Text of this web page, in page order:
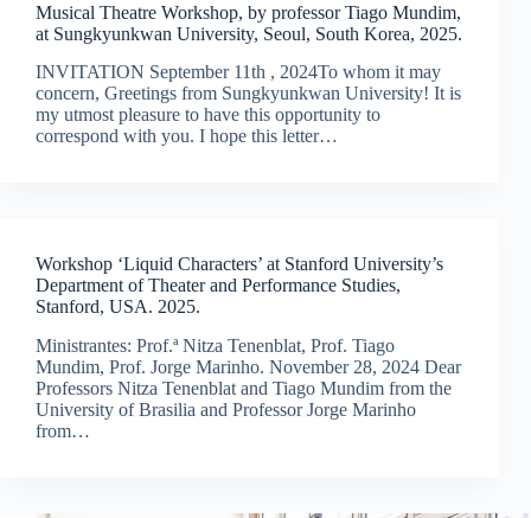
Musical Theatre Workshop, by professor Tiago Mundim,
at Sungkyunkwan University, Seoul, South Korea, 2025.
INVITATION September 11th , 2024To whom it may
concern, Greetings from Sungkyunkwan University! It is
my utmost pleasure to have this opportunity to
correspond with you. I hope this letter…
Workshop ‘Liquid Characters’ at Stanford University’s
Department of Theater and Performance Studies,
Stanford, USA. 2025.
Ministrantes: Prof.ª Nitza Tenenblat, Prof. Tiago
Mundim, Prof. Jorge Marinho. November 28, 2024 Dear
Professors Nitza Tenenblat and Tiago Mundim from the
University of Brasilia and Professor Jorge Marinho
from…